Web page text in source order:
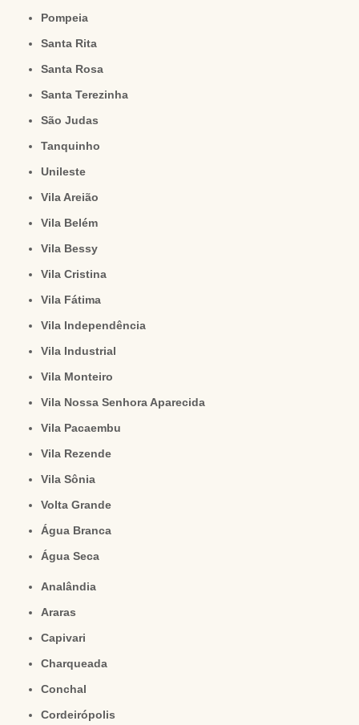
Pompeia
Santa Rita
Santa Rosa
Santa Terezinha
São Judas
Tanquinho
Unileste
Vila Areião
Vila Belém
Vila Bessy
Vila Cristina
Vila Fátima
Vila Independência
Vila Industrial
Vila Monteiro
Vila Nossa Senhora Aparecida
Vila Pacaembu
Vila Rezende
Vila Sônia
Volta Grande
Água Branca
Água Seca
Analândia
Araras
Capivari
Charqueada
Conchal
Cordeirópolis